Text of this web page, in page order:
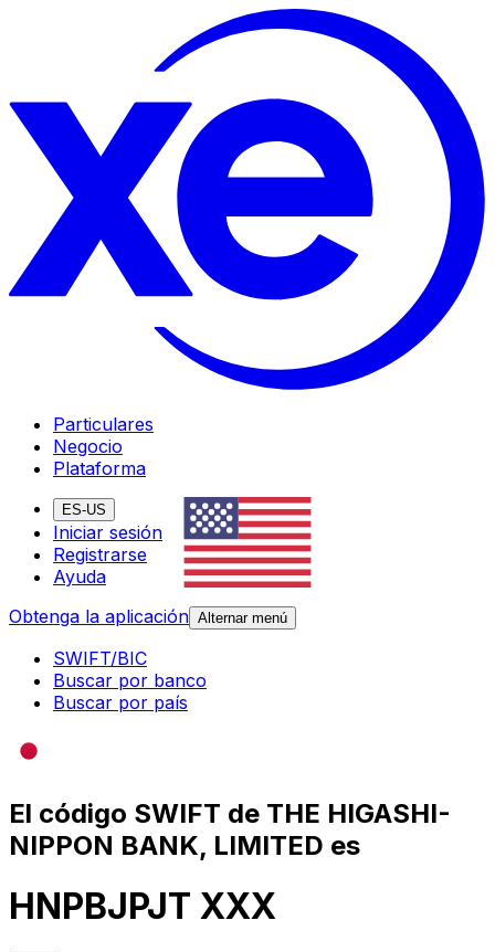
Particulares
Negocio
Plataforma
ES-US
Iniciar sesión
Registrarse
Ayuda
Obtenga la aplicación Alternar menú
SWIFT/BIC
Buscar por banco
Buscar por país
El código SWIFT de THE HIGASHI-
NIPPON BANK, LIMITED es
HNPBJPJT XXX